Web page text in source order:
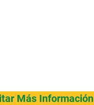
Más Información